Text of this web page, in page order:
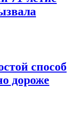
способ
дороже